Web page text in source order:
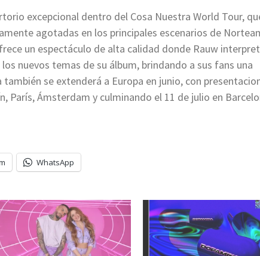
excepcional dentro del Cosa Nuestra World Tour,
agotadas en los principales escenarios de
un espectáculo de alta calidad donde Rauw
nuevos temas de su álbum, brindando a sus fans una
se extenderá a Europa en junio, con
París, Ámsterdam y culminando el 11 de julio en
WhatsApp